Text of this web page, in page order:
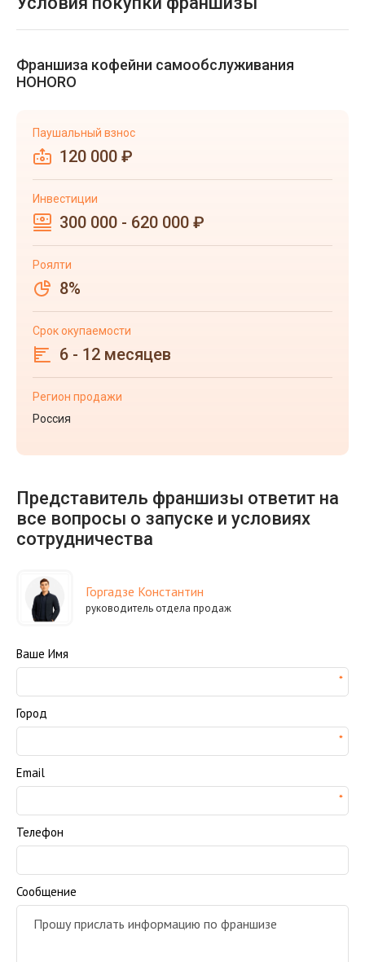
Франшиза кофейни самообслуживания
HOHORO
Паушальный взнос
120 000 ₽
Инвестиции
300 000 - 620 000 ₽
Роялти
8%
Срок окупаемости
6 - 12 месяцев
Регион продажи
Россия
Представитель франшизы ответит на
все вопросы о запуске и условиях
сотрудничества
Горгадзе Константин
руководитель отдела продаж
Ваше Имя
Город
Email
Телефон
Сообщение